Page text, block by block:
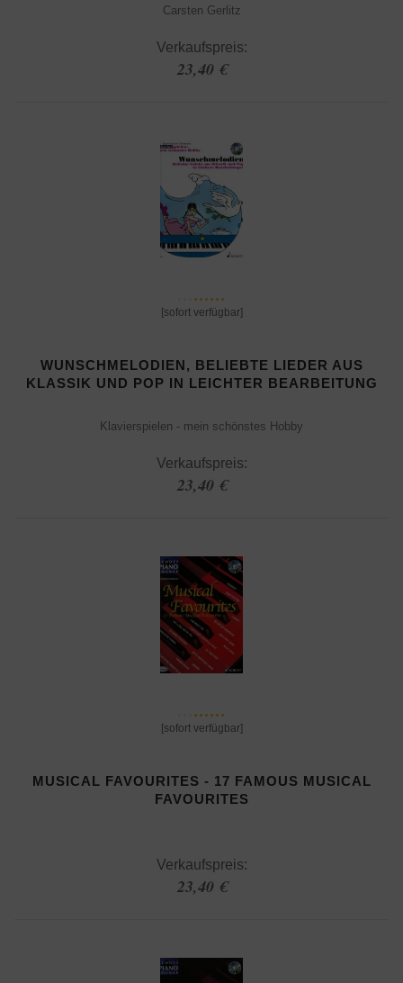
Carsten Gerlitz
Verkaufspreis:
23,40 €
[sofort verfügbar]
WUNSCHMELODIEN, BELIEBTE LIEDER AUS
KLASSIK UND POP IN LEICHTER BEARBEITUNG
Klavierspielen - mein schönstes Hobby
Verkaufspreis:
23,40 €
[sofort verfügbar]
MUSICAL FAVOURITES - 17 FAMOUS MUSICAL
FAVOURITES
Verkaufspreis:
23,40 €